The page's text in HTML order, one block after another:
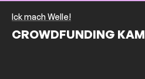
Ick mach Welle!
CROWDFUNDING